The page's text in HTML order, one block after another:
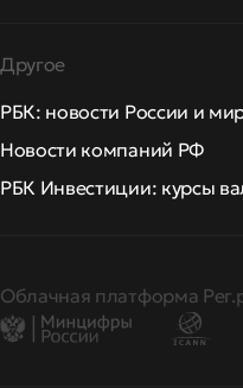
Другое
РБК: новости России и
Новости компаний РФ
РБК Инвестиции: курсы
Облачная платформа